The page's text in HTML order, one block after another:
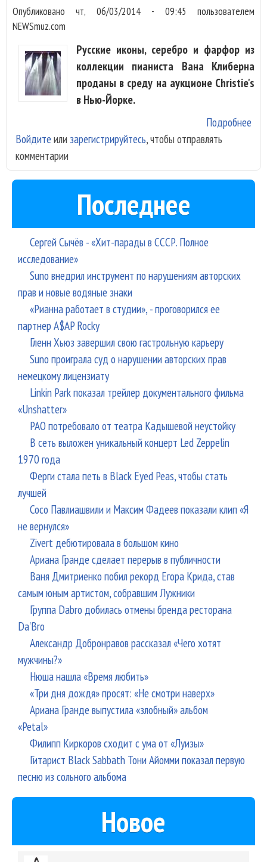
Опубликованочт, 06/03/2014 - 09:45 пользователем
NEWSmuz.com
Русские иконы, серебро и фарфор из
коллекции пианиста Вана Клиберна
проданы в среду на аукционе Christie's
в Нью-Йорке.
Подробнее
Войдите или зарегистрируйтесь, чтобы отправлять
комментарии
Последнее
Сергей Сычёв - «Хит-парады в СССР. Полное
исследование»
Suno внедрил инструмент по нарушениям авторских
прав и новые водяные знаки
«Рианна работает в студии», - проговорился ее
партнер A$AP Rocky
Гленн Хьюз завершил свою гастрольную карьеру
Suno проиграла суд о нарушении авторских прав
немецкому лицензиату
Linkin Park показал трейлер документального фильма
«Unshatter»
РАО потребовало от театра Кадышевой неустойку
В сеть выложен уникальный концерт Led Zeppelin
1970 года
Ферги стала петь в Black Eyed Peas, чтобы стать
лучшей
Сосо Павлиашвили и Максим Фадеев показали клип «Я
не вернулся»
Zivert дебютировала в большом кино
Ариана Гранде сделает перерыв в публичности
Ваня Дмитриенко побил рекорд Егора Крида, став
самым юным артистом, собравшим Лужники
Группа Dabro добилась отмены бренда ресторана
Da'Bro
Александр Добронравов рассказал «Чего хотят
мужчины?»
Нюша нашла «Время любить»
«Три дня дождя» просят: «Не смотри наверх»
Ариана Гранде выпустила «злобный» альбом
«Petal»
Филипп Киркоров сходит с ума от «Луизы»
Гитарист Black Sabbath Тони Айомми показал первую
песню из сольного альбома
Новое